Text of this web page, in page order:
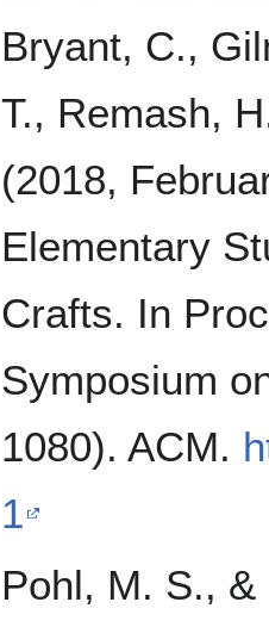
Bryant, C.,
T., Remash,
(2018,
Elementary
Crafts. In
Symposium
1080). ACM.
1
Pohl, M. S.,